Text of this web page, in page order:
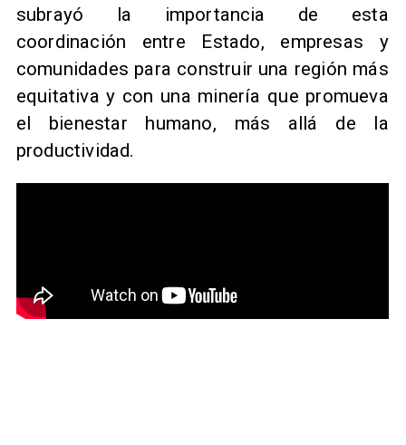
subrayó la importancia de esta
coordinación entre Estado, empresas y
comunidades para construir una región más
equitativa y con una minería que promueva
el bienestar humano, más allá de la
productividad.